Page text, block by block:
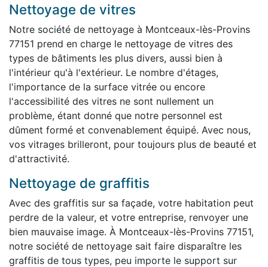
Nettoyage de vitres
Notre société de nettoyage à Montceaux-lès-Provins
77151 prend en charge le nettoyage de vitres des
types de bâtiments les plus divers, aussi bien à
l'intérieur qu'à l'extérieur. Le nombre d'étages,
l'importance de la surface vitrée ou encore
l'accessibilité des vitres ne sont nullement un
problème, étant donné que notre personnel est
dûment formé et convenablement équipé. Avec nous,
vos vitrages brilleront, pour toujours plus de beauté et
d'attractivité.
Nettoyage de graffitis
Avec des graffitis sur sa façade, votre habitation peut
perdre de la valeur, et votre entreprise, renvoyer une
bien mauvaise image. À Montceaux-lès-Provins 77151,
notre société de nettoyage sait faire disparaître les
graffitis de tous types, peu importe le support sur